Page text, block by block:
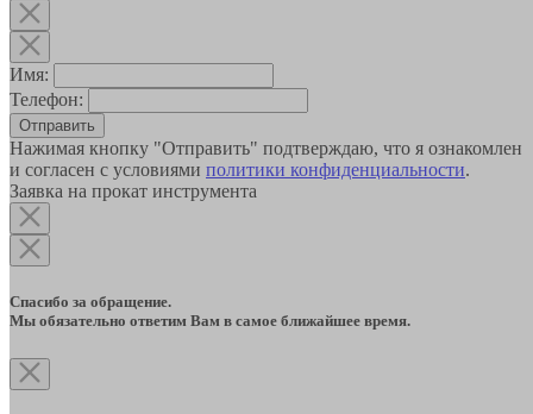
Имя:
Телефон:
Отправить
Нажимая кнопку "Отправить" подтверждаю, что я ознакомлен
и согласен с условиями политики конфиденциальности.
Заявка на прокат инструмента
Спасибо за обращение.
Мы обязательно ответим Вам в самое ближайшее время.